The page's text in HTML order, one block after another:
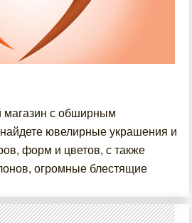
с обширным
ювелирные украшения и
форм и цветов, с также
огромные блестящие